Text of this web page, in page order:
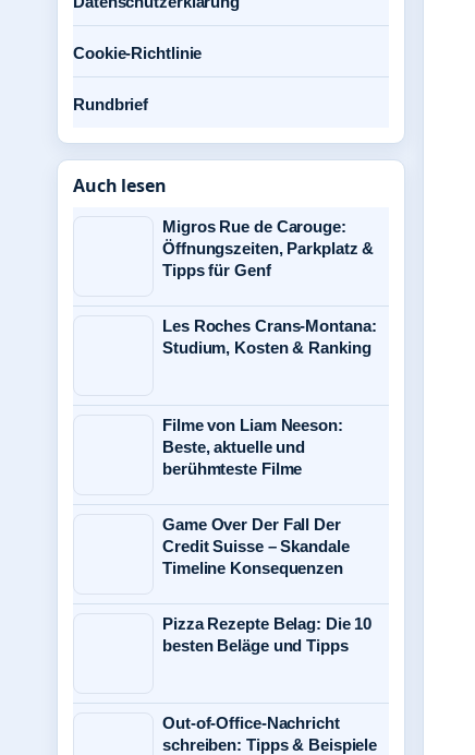
Cookie-Richtlinie
Rundbrief
Auch lesen
Migros Rue de Carouge:
Öffnungszeiten, Parkplatz &
Tipps für Genf
Les Roches Crans-Montana:
Studium, Kosten & Ranking
Filme von Liam Neeson:
Beste, aktuelle und
berühmteste Filme
Game Over Der Fall Der
Credit Suisse – Skandale
Timeline Konsequenzen
Pizza Rezepte Belag: Die 10
besten Beläge und Tipps
Out-of-Office-Nachricht
schreiben: Tipps & Beispiele